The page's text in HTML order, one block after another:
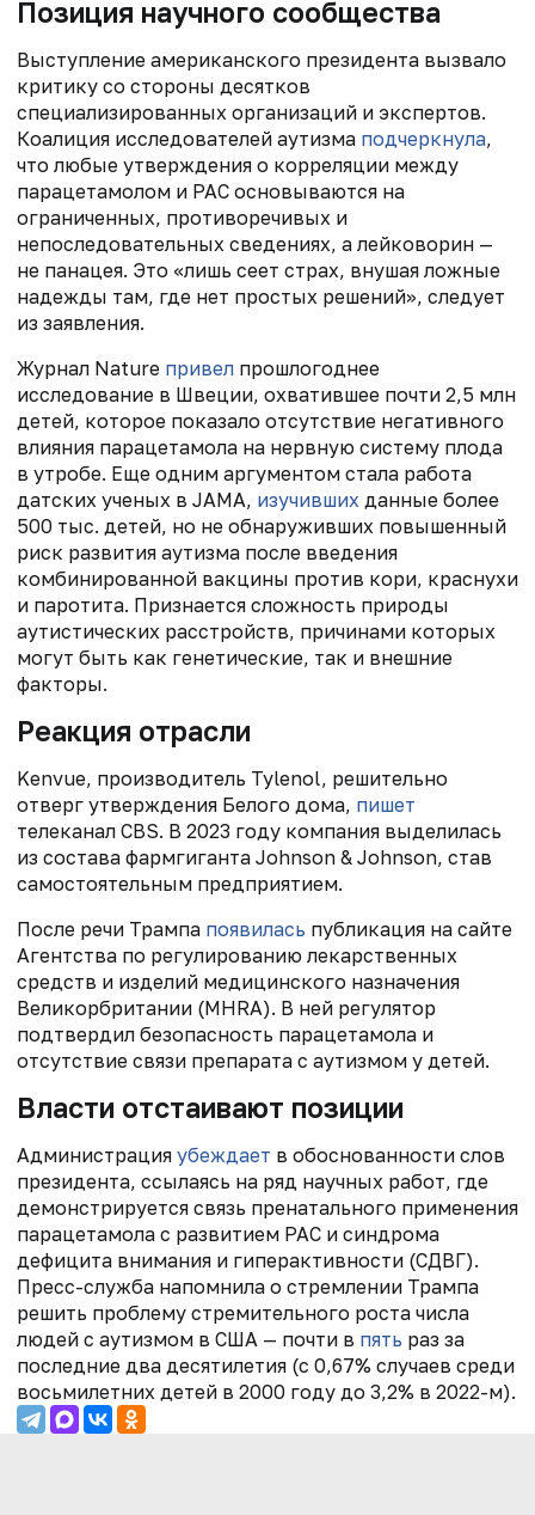
Позиция научного сообщества
Выступление американского президента вызвало
критику со стороны десятков
специализированных организаций и экспертов.
Коалиция исследователей аутизма подчеркнула,
что любые утверждения о корреляции между
парацетамолом и РАС основываются на
ограниченных, противоречивых и
непоследовательных сведениях, а лейковорин —
не панацея. Это «лишь сеет страх, внушая ложные
надежды там, где нет простых решений», следует
из заявления.
Журнал Nature привел прошлогоднее
исследование в Швеции, охватившее почти 2,5 млн
детей, которое показало отсутствие негативного
влияния парацетамола на нервную систему плода
в утробе. Еще одним аргументом стала работа
датских ученых в JAMA, изучивших данные более
500 тыс. детей, но не обнаруживших повышенный
риск развития аутизма после введения
комбинированной вакцины против кори, краснухи
и паротита. Признается сложность природы
аутистических расстройств, причинами которых
могут быть как генетические, так и внешние
факторы.
Реакция отрасли
Kenvue, производитель Tylenol, решительно
отверг утверждения Белого дома, пишет
телеканал CBS. В 2023 году компания выделилась
из состава фармгиганта Johnson & Johnson, став
самостоятельным предприятием.
После речи Трампа появилась публикация на сайте
Агентства по регулированию лекарственных
средств и изделий медицинского назначения
Великорбритании (MHRA). В ней регулятор
подтвердил безопасность парацетамола и
отсутствие связи препарата с аутизмом у детей.
Власти отстаивают позиции
Администрация убеждает в обоснованности слов
президента, ссылаясь на ряд научных работ, где
демонстрируется связь пренатального применения
парацетамола с развитием РАС и синдрома
дефицита внимания и гиперактивности (СДВГ).
Пресс-служба напомнила о стремлении Трампа
решить проблему стремительного роста числа
людей с аутизмом в США — почти в пять раз за
последние два десятилетия (с 0,67% случаев среди
восьмилетних детей в 2000 году до 3,2% в 2022-м).